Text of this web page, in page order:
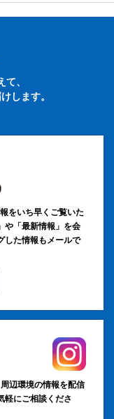
、
します。
をいち早くご覧いた
や「最新情報」を会
した情報もメールで
辺環境の情報を配信
軽にご相談くださ